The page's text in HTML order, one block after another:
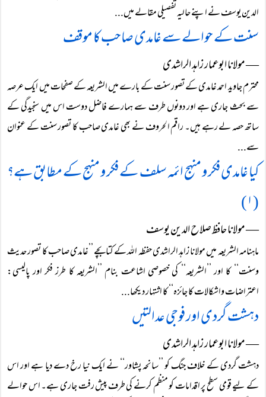
الدین یوسف نے اپنے حالیہ تفصیلی مقالے میں...
سنت کے حوالے سے غامدی صاحب کا موقف
― مولانا ابوعمار زاہد الراشدی
محترم جاوید احمد غامدی کے تصور سنت کے بارے میں الشریعہ کے صفحات میں ایک عرصہ
سے بحث جاری ہے اور دونوں طرف سے ہمارے فاضل دوست اس میں سنجیدگی کے
ساتھ حصہ لے رہے ہیں۔ راقم الحروف نے بھی غامدی صاحب کا تصور سنت کے عنوان
سے...
کیا غامدی فکر و منہج ائمہ سلف کے فکر و منہج کے مطابق ہے؟
(۱)
― مولانا حافظ صلاح الدین یوسف
ماہنامہ الشریعہ میں مولانا زاہد الراشدی حفظہ اللہ کے کتابچے ’’غامدی صاحب کا تصور حدیث
وسنت‘‘ کا اور ’’الشریعہ‘‘ کی خصوصی اشاعت بنام ’’الشریعہ کا طرز فکر اور پالیسی:
اعتراضات واشکالات کا جائزہ‘‘ کا اشتہار دیکھا...
دہشت گردی اور فوجی عدالتیں
― مولانا ابوعمار زاہد الراشدی
دہشت گردی کے خلاف جنگ کو ’’سانحہ پشاور‘‘ نے ایک نیا رخ دے دیا ہے اور اس
کے لیے قومی سطح پر اقدامات کو منظم کرنے کی طرف پیش رفت جاری ہے۔ اس حوالے